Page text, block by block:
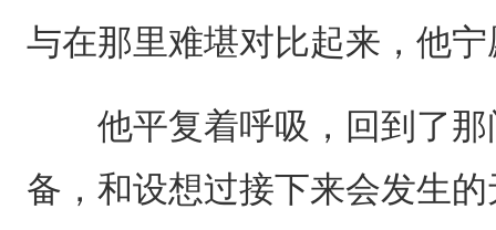
与在那里难堪对比起来，他
他平复着呼吸，回到了那
备，和设想过接下来会发生